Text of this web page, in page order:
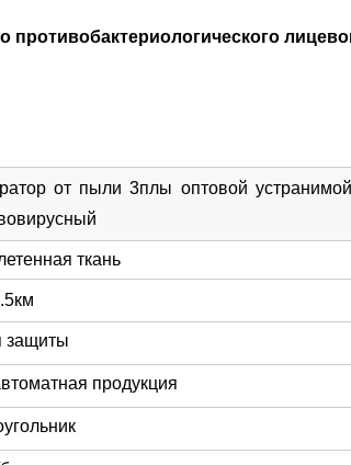
от пыли 3плы оптовой
ткань
защиты
продукция